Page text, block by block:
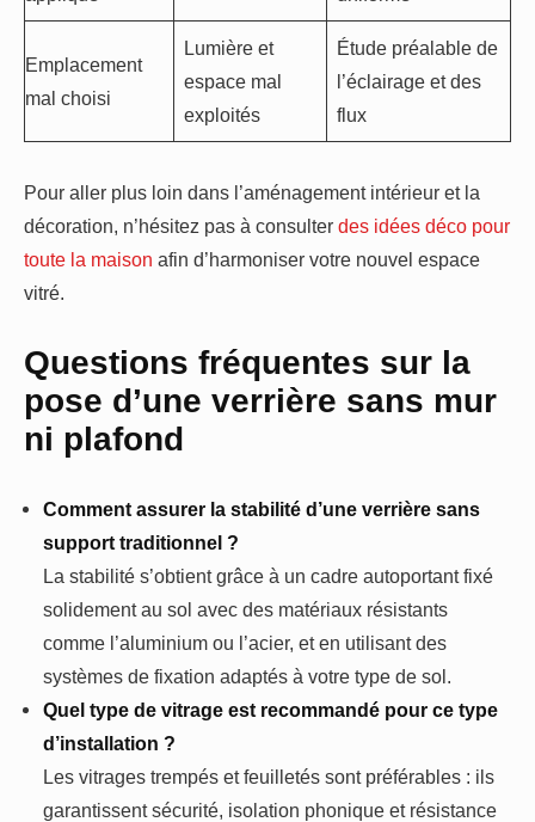
Emplacement
mal choisi
Lumière et
espace mal
exploités
Étude préalable de
l’éclairage et des
flux
Pour aller plus loin dans l’aménagement intérieur et la
décoration, n’hésitez pas à consulter des idées déco pour
toute la maison afin d’harmoniser votre nouvel espace
vitré.
Questions fréquentes sur la
pose d’une verrière sans mur
ni plafond
Comment assurer la stabilité d’une verrière sans
support traditionnel ?
La stabilité s’obtient grâce à un cadre autoportant fixé
solidement au sol avec des matériaux résistants
comme l’aluminium ou l’acier, et en utilisant des
systèmes de fixation adaptés à votre type de sol.
Quel type de vitrage est recommandé pour ce type
d’installation ?
Les vitrages trempés et feuilletés sont préférables : ils
garantissent sécurité, isolation phonique et résistance